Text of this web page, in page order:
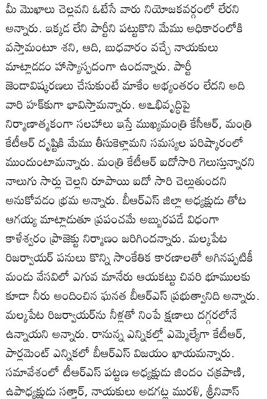
మీ మొఖాలు చెల్లవని ఓటేసే వారు నియోజకవర్గంలో లేరని
అన్నారు. ఇక్కడ లేని పార్టీని పట్టుకొని మేము అధికారంలోకి
వస్తామంటూ శని, ఆది, బుధవారం వచ్చే నాయకులు
మాట్లాడడం హాస్యాస్పదంగా ఉందన్నారు. పార్టీ
జెండావిష్కరణలు చేసుకుంటే మాకేం అభ్యంతరం లేదని అది
వారి హక్కుగా భావిస్తామన్నారు. అఽభివృద్ధిపై
నిర్మాణాత్మకంగా సలహాలు ఇస్తే ముఖ్యమంత్రి కేసీఆర్‌, మంత్రి
కేటీఆర్‌ దృష్టికి మేము తీసుకెళ్లామని సమస్యల పరిష్కారంలో
ముందుంటామన్నారు. మంత్రి కేటీఆర్‌ ఐదోసారి గెలుస్తున్నారని
నాలుగు సార్లు చెల్లని రూపాయి ఐదో సారి చెల్లుతుందని
అనుకోవడం భ్రమ అన్నారు. బీఆర్‌ఎస్‌ జిల్లా అధ్యక్షుడు తోట
ఆగయ్య మాట్లాడుతూ ప్రపంచమే అబ్బురపడే విధంగా
కాళేశ్వరం ప్రాజెక్టు నిర్మాణం జరిగిందన్నారు. మల్కపేట
రిజర్వాయర్‌ పనులు కొన్ని సాంకేతిక కారణాలతో అగినప్పటికీ
మండు వేసవిలో ఎగువ మానేరు ఆయకట్టు చివరి భూములకు
కూడా నీరు అందించిన ఘనత బీఆర్‌ఎస్‌ ప్రభుత్వానిది అన్నారు.
మల్కపేట రిజర్వాయర్‌ను నీళ్లతో నింపే క్షణాలు దగ్గరలోనే
ఉన్నాయని అన్నారు. రానున్న ఎన్నికల్లో ఎమ్మెల్యేగా కేటీఆర్‌,
పార్లమెంట్‌ ఎన్నికలో బీఆర్‌ఎస్‌ విజయం ఖాయమన్నారు.
సమావేశంలో టీఆర్‌ఎస్‌ పట్టణ అధ్యక్షుడు జిందం చక్రపాణి,
ఉపాధ్యక్షుడు సత్తార్‌, నాయకులు అడగట్ల మురళి, శ్రీనివాస్‌